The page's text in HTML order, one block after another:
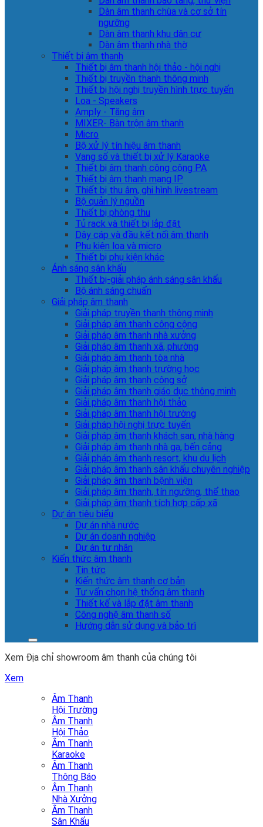
Dàn âm thanh chùa và cơ sở tín
ngưỡng
Dàn âm thanh khu dân cư
Dàn âm thanh nhà thờ
Thiết bị âm thanh
Thiết bị âm thanh hội thảo - hội nghị
Thiết bị truyền thanh thông minh
Thiết bị hội nghị truyền hình trực tuyến
Loa - Speakers
Amply - Tăng âm
MIXER- Bàn trộn âm thanh
Micro
Bộ xử lý tín hiệu âm thanh
Vang số và thiết bị xử lý Karaoke
Thiết bị âm thanh công cộng PA
Thiết bị âm thanh mạng IP
Thiết bị thu âm, ghi hình livestream
Bộ quản lý nguồn
Thiết bị phòng thu
Tủ rack và thiết bị lắp đặt
Dây cáp và đầu kết nối âm thanh
Phụ kiện loa và micro
Thiết bị phụ kiện khác
Ánh sáng sân khấu
Thiết bị-giải pháp ánh sáng sân khấu
Bộ ánh sáng chuẩn
Giải pháp âm thanh
Giải pháp truyền thanh thông minh
Giải pháp âm thanh công cộng
Giải pháp âm thanh nhà xưởng
Giải pháp âm thanh xã, phường
Giải pháp âm thanh tòa nhà
Giải pháp âm thanh trường học
Giải pháp âm thanh công sở
Giải pháp âm thanh giáo dục thông minh
Giải pháp âm thanh hội thảo
Giải pháp âm thanh hội trường
Giải pháp hội nghị trực tuyến
Giải pháp âm thanh khách sạn, nhà hàng
Giải pháp âm thanh nhà ga, bến cảng
Giải pháp âm thanh resort, khu du lịch
Giải pháp âm thanh sân khấu chuyên nghiệp
Giải pháp âm thanh bệnh viện
Giải pháp âm thanh, tín ngưỡng, thể thao
Giải pháp âm thanh tích hợp cấp xã
Dự án tiêu biểu
Dự án nhà nước
Dự án doanh nghiệp
Dự án tư nhân
Kiến thức âm thanh
Tin tức
Kiến thức âm thanh cơ bản
Tư vấn chọn hệ thống âm thanh
Thiết kế và lắp đặt âm thanh
Công nghệ âm thanh số
Hướng dẫn sử dụng và bảo trì
Xem Địa chỉ showroom âm thanh của chúng tôi
Xem
Âm Thanh
Hội Trường
Âm Thanh
Hội Thảo
Âm Thanh
Karaoke
Âm Thanh
Thông Báo
Âm Thanh
Nhà Xưởng
Âm Thanh
Sân Khấu